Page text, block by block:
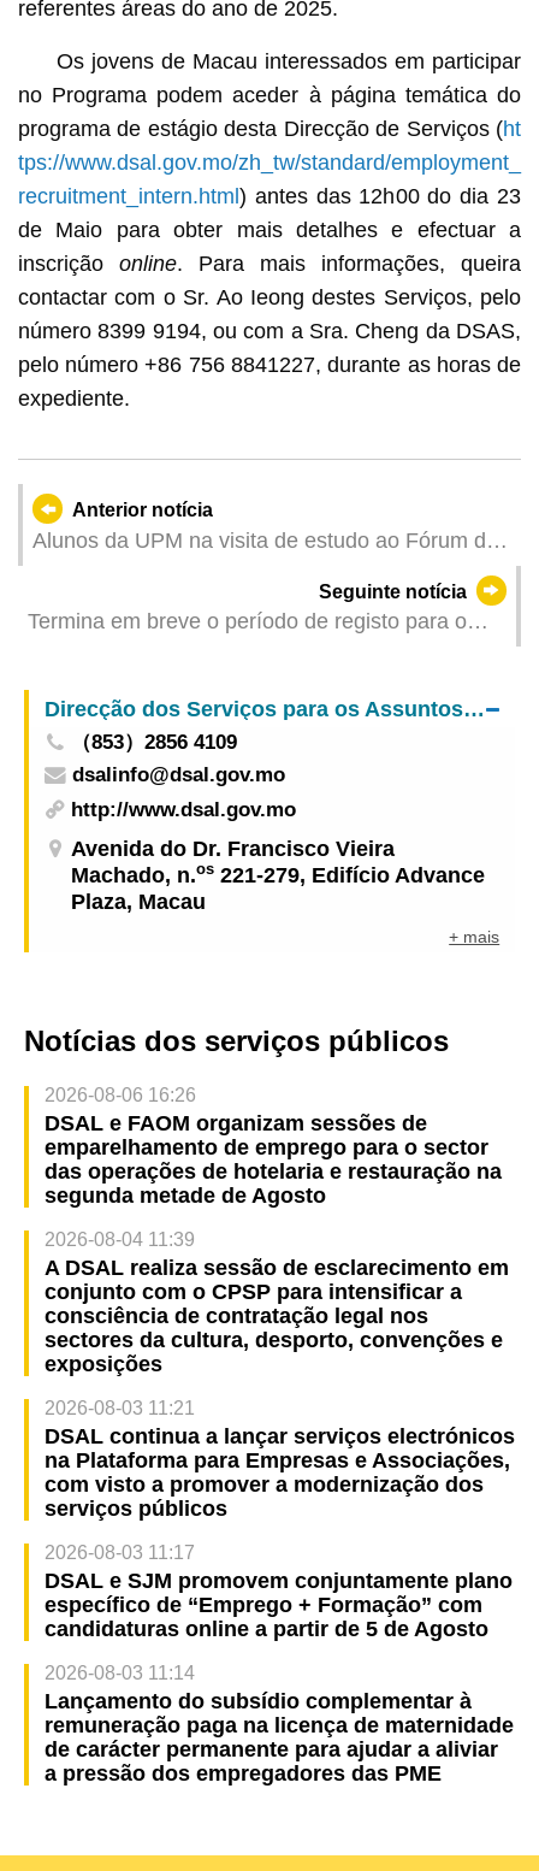
referentes áreas do ano de 2025.
Os jovens de Macau interessados em participar
no Programa podem aceder à página temática do
programa de estágio desta Direcção de Serviços (ht
tps://www.dsal.gov.mo/zh_tw/standard/employment_
recruitment_intern.html) antes das 12h00 do dia 23
de Maio para obter mais detalhes e efectuar a
inscrição online. Para mais informações, queira
contactar com o Sr. Ao Ieong destes Serviços, pelo
número 8399 9194, ou com a Sra. Cheng da DSAS,
pelo número +86 756 8841227, durante as horas de
expediente.
Anterior notícia
Alunos da UPM na visita de estudo ao Fórum de
Seguinte notícia
Termina em breve o período de registo para o
estudantes do ensino superior no ano lectivo de
2024/2025”
Direcção dos Serviços para os Assuntos Laborais
（853）2856 4109
dsalinfo@dsal.gov.mo
http://www.dsal.gov.mo
Avenida do Dr. Francisco Vieira
Machado, n.os 221-279, Edifício Advance
Plaza, Macau
+ mais
Notícias dos serviços públicos
2026-08-06 16:26
DSAL e FAOM organizam sessões de
emparelhamento de emprego para o sector
das operações de hotelaria e restauração na
segunda metade de Agosto
2026-08-04 11:39
A DSAL realiza sessão de esclarecimento em
conjunto com o CPSP para intensificar a
consciência de contratação legal nos
sectores da cultura, desporto, convenções e
exposições
2026-08-03 11:21
DSAL continua a lançar serviços electrónicos
na Plataforma para Empresas e Associações,
com visto a promover a modernização dos
serviços públicos
2026-08-03 11:17
DSAL e SJM promovem conjuntamente plano
específico de “Emprego + Formação” com
candidaturas online a partir de 5 de Agosto
2026-08-03 11:14
Lançamento do subsídio complementar à
remuneração paga na licença de maternidade
de carácter permanente para ajudar a aliviar
a pressão dos empregadores das PME